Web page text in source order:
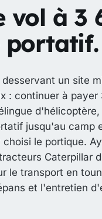
vol à
portatif.
un site
: continuer à
jusqu'au camp
le portique.
Caterpillar
le transport en
et l'entretien